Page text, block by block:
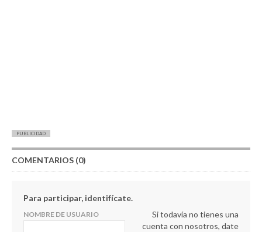
PUBLICIDAD
COMENTARIOS (0)
Para participar, identifícate.
NOMBRE DE USUARIO
Si todavía no tienes una
cuenta con nosotros, date